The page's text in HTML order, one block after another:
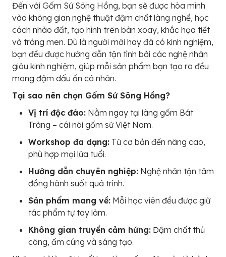
Đến với Gốm Sứ Sông Hồng, bạn sẽ được hòa mình
vào không gian nghệ thuật đậm chất làng nghề, học
cách nhào đất, tạo hình trên bàn xoay, khắc họa tiết
và tráng men. Dù là người mới hay đã có kinh nghiệm,
bạn đều được hướng dẫn tận tình bởi các nghệ nhân
giàu kinh nghiệm, giúp mỗi sản phẩm bạn tạo ra đều
mang đậm dấu ấn cá nhân.
Tại sao nên chọn Gốm Sứ Sông Hồng?
Vị trí độc đáo: Nằm ngay tại làng gốm Bát
Tràng – cái nôi gốm sứ Việt Nam.
Workshop đa dạng: Từ cơ bản đến nâng cao,
phù hợp mọi lứa tuổi.
Hướng dẫn chuyên nghiệp: Nghệ nhân tận tâm
đồng hành suốt quá trình.
Sản phẩm mang về: Mỗi học viên đều được giữ
tác phẩm tự tay làm.
Không gian truyền cảm hứng: Đậm chất thủ
công, ấm cúng và sáng tạo.